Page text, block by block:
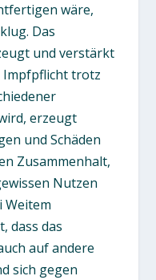
wäre,
Das
und verstärkt
Impfpflicht trotz
erzeugt
und Schäden
Zusammenhalt,
Nutzen
Weitem
dass das
auf andere
sich gegen